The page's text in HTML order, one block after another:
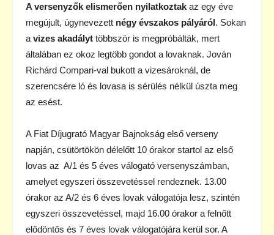
A versenyzők elismerően nyilatkoztak az egy éve
megújult, úgynevezett négy évszakos pályáról. Sokan
a vizes akadályt többször is megpróbálták, mert
általában ez okoz legtöbb gondot a lovaknak. Jován
Richárd Compari-val bukott a vizesároknál, de
szerencsére ló és lovasa is sérülés nélkül úszta meg
az esést.
A Fiat Díjugrató Magyar Bajnokság első verseny
napján, csütörtökön délelőtt 10 órakor startol az első
lovas az A/1 és 5 éves válogató versenyszámban,
amelyet egyszeri összevetéssel rendeznek. 13.00
órakor az A/2 és 6 éves lovak válogatója lesz, szintén
egyszeri összevetéssel, majd 16.00 órakor a felnőtt
elődöntős és 7 éves lovak válogatójára kerül sor. A